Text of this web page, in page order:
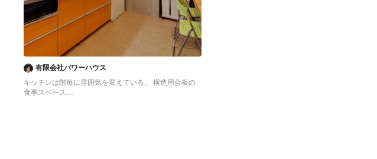
有限会社パワーハウス
キッチンは階毎に雰囲気を変えている。 構造用合板の
食事スペース